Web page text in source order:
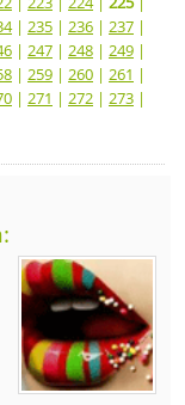
| 235 | 236 | 237 |
| 247 | 248 | 249 |
| 259 | 260 | 261 |
| 271 | 272 | 273 |